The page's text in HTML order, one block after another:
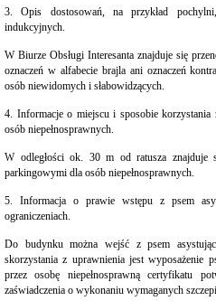
Nieruchomości
Nieodpłatna
prawna
Ochrona
Środowiska
Odpady
komunalne
Operat
Uzdrowiskowy
Planowanie
i
zagospodarowanie
przestrzenne
Plan
miejscowy
3. Opis dostosowań, na przykład
indukcyjnych.
W Biurze Obsługi Interesanta znajduje się
oznaczeń w alfabecie brajla ani oznaczeń
osób niewidomych i słabowidzących.
4. Informacje o miejscu i sposobie
osób niepełnosprawnych.
W odległości ok. 30 m od ratusza
parkingowymi dla osób niepełnosprawnych.
5. Informacja o prawie wstępu z psem
ograniczeniach.
Do budynku można wejść z psem
skorzystania z uprawnienia jest wyposażenie
przez osobę niepełnosprawną certyfikatu
zaświadczenia o wykonaniu wymaganych